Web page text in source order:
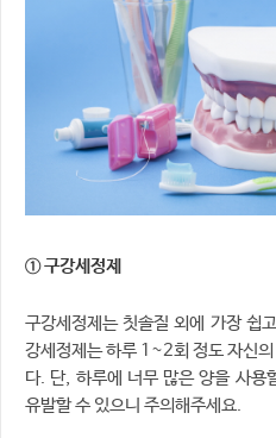
① 구강세정제
구강세정제는 칫솔질 외에 가장 쉽
강세정제는 하루 1~2회 정도 자신
다. 단, 하루에 너무 많은 양을 사용
유발할 수 있으니 주의해주세요.